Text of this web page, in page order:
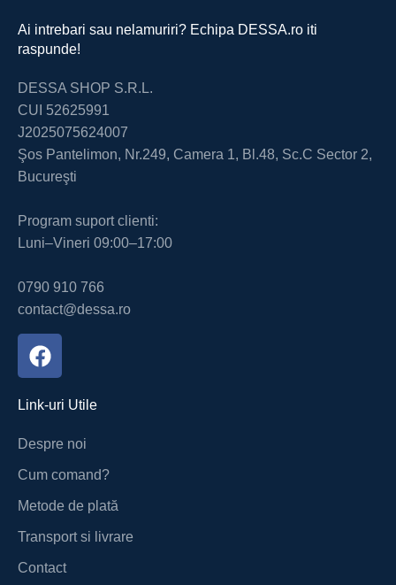
Ai intrebari sau nelamuriri? Echipa DESSA.ro iti
raspunde!
DESSA SHOP S.R.L.
CUI 52625991
J2025075624007
Şos Pantelimon, Nr.249, Camera 1, Bl.48, Sc.C Sector 2,
Bucureşti
Program suport clienti:
Luni–Vineri 09:00–17:00
0790 910 766
contact@dessa.ro
Link-uri Utile
Despre noi
Cum comand?
Metode de plată
Transport si livrare
Contact